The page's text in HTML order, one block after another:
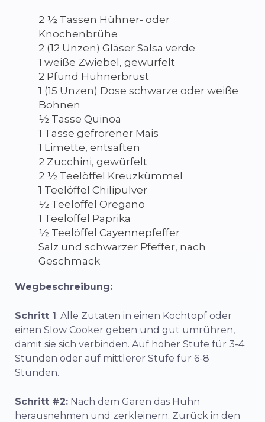
2 ½ Tassen Hühner- oder
Knochenbrühe
2 (12 Unzen) Gläser Salsa verde
1 weiße Zwiebel, gewürfelt
2 Pfund Hühnerbrust
1 (15 Unzen) Dose schwarze oder weiße
Bohnen
½ Tasse Quinoa
1 Tasse gefrorener Mais
1 Limette, entsaften
2 Zucchini, gewürfelt
2 ½ Teelöffel Kreuzkümmel
1 Teelöffel Chilipulver
½ Teelöffel Oregano
1 Teelöffel Paprika
½ Teelöffel Cayennepfeffer
Salz und schwarzer Pfeffer, nach
Geschmack
Wegbeschreibung:
Schritt 1: Alle Zutaten in einen Kochtopf oder
einen Slow Cooker geben und gut umrühren,
damit sie sich verbinden. Auf hoher Stufe für 3-4
Stunden oder auf mittlerer Stufe für 6-8
Stunden.
Schritt #2: Nach dem Garen das Huhn
herausnehmen und zerkleinern. Zurück in den